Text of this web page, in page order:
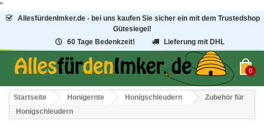
"
AllesfürdenImker.de - bei uns kaufen Sie sicher ein mit dem Trustedshop
Gütesiegel!
60 Tage Bedenkzeit!
Lieferung mit DHL
0
Startseite Honigernte Honigschleudern
Zubehör für
Honigschleudern